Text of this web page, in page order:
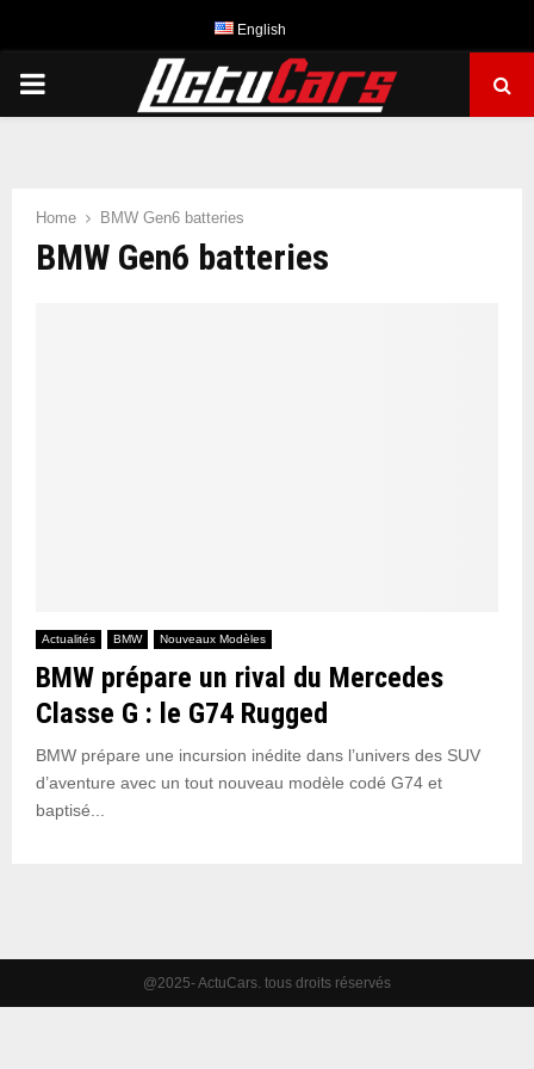
English
PRIMARY
Home BMW Gen6 batteries
BMW Gen6 batteries
Actualités BMW Nouveaux Modèles
BMW prépare un rival du Mercedes
Classe G : le G74 Rugged
BMW prépare une incursion inédite dans l’univers des SUV
d’aventure avec un tout nouveau modèle codé G74 et
baptisé...
@2025- ActuCars. tous droits réservés